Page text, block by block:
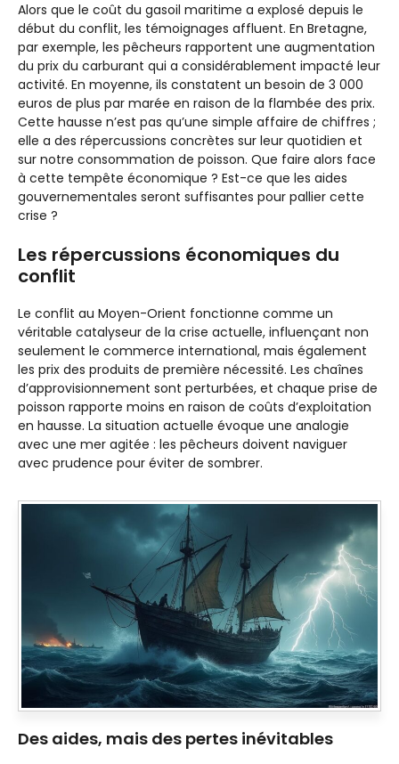
Alors que le coût du gasoil maritime a explosé depuis le
début du conflit, les témoignages affluent. En Bretagne,
par exemple, les pêcheurs rapportent une augmentation
du prix du carburant qui a considérablement impacté leur
activité. En moyenne, ils constatent un besoin de 3 000
euros de plus par marée en raison de la flambée des prix.
Cette hausse n’est pas qu’une simple affaire de chiffres ;
elle a des répercussions concrètes sur leur quotidien et
sur notre consommation de poisson. Que faire alors face
à cette tempête économique ? Est-ce que les aides
gouvernementales seront suffisantes pour pallier cette
crise ?
Les répercussions économiques du
conflit
Le conflit au Moyen-Orient fonctionne comme un
véritable catalyseur de la crise actuelle, influençant non
seulement le commerce international, mais également
les prix des produits de première nécessité. Les chaînes
d’approvisionnement sont perturbées, et chaque prise de
poisson rapporte moins en raison de coûts d’exploitation
en hausse. La situation actuelle évoque une analogie
avec une mer agitée : les pêcheurs doivent naviguer
avec prudence pour éviter de sombrer.
Des aides, mais des pertes inévitables